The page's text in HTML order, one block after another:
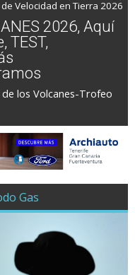
Velocidad en Tierra 2026
2026, Aquí
TEST,
los Volcanes-Trofeo
Gas